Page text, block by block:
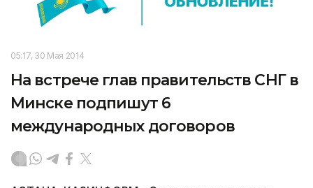
05:17, 30 Мая 2014
На встрече глав правительств СНГ в
Минске подпишут 6
международных договоров